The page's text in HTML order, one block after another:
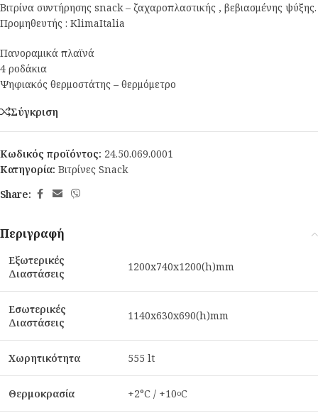
Βιτρίνα συντήρησης snack – ζαχαροπλαστικής , βεβιασμένης ψύξης.
Προμηθευτής : KlimaItalia
Πανοραμικά πλαϊνά
4 ροδάκια
Ψηφιακός θερμοστάτης – θερμόμετρο
Σύγκριση
Κωδικός προϊόντος: 24.50.069.0001
Κατηγορία: Βιτρίνες Snack
Share:
Περιγραφή
Εξωτερικές
Διαστάσεις
1200x740x1200(h)mm
Εσωτερικές
Διαστάσεις
1140x630x690(h)mm
Χωρητικότητα 555 lt
Θερμοκρασία +2°C / +10oC